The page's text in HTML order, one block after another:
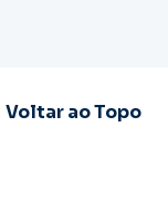
Voltar ao Topo